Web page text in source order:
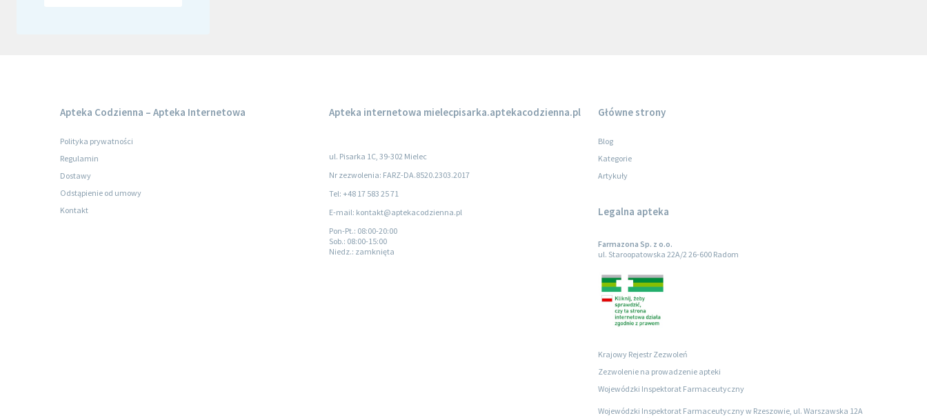
Apteka Codzienna – Apteka Internetowa
Polityka prywatności
Regulamin
Dostawy
Odstąpienie od umowy
Kontakt
Apteka internetowa mielecpisarka.aptekacodzienna.pl
ul. Pisarka 1C, 39-302 Mielec
Nr zezwolenia: FARZ-DA.8520.2303.2017
Tel: +48 17 583 25 71
E-mail: kontakt@aptekacodzienna.pl
Pon-Pt.: 08:00-20:00
Sob.: 08:00-15:00
Niedz.: zamknięta
Główne strony
Blog
Kategorie
Artykuły
Legalna apteka
Farmazona Sp. z o.o.
ul. Staroopatowska 22A/2 26-600 Radom
Krajowy Rejestr Zezwoleń
Zezwolenie na prowadzenie apteki
Wojewódzki Inspektorat Farmaceutyczny
Wojewódzki Inspektorat Farmaceutyczny w Rzeszowie, ul. Warszawska 12A